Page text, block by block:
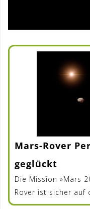
Mars-Rover
geglückt
Die Mission »Mars
Rover ist sicher auf